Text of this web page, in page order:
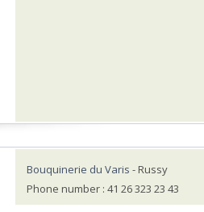
Bouquinerie du Varis - Russy
Phone number : 41 26 323 23 43